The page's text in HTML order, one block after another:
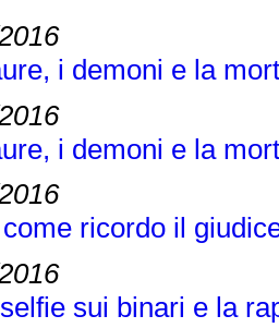
i demoni e la
i demoni e la
ricordo il
sui binari e la